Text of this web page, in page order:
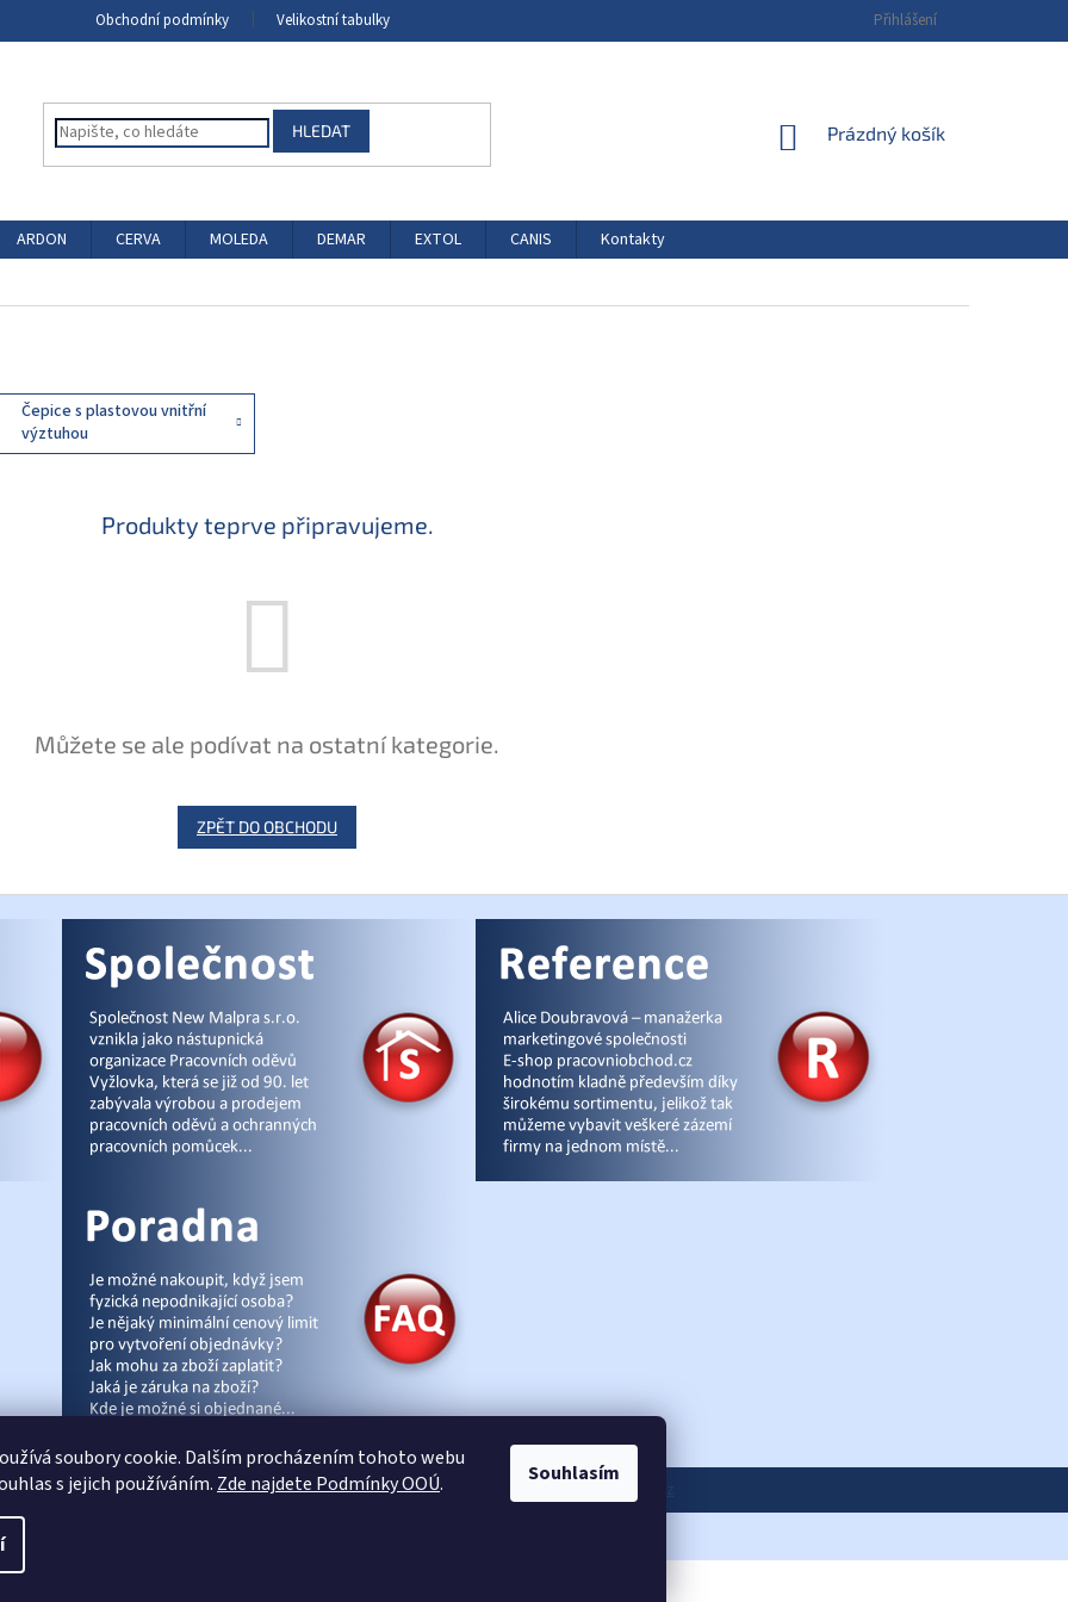
soubory cookie. Dalším procházením tohoto webu
s jejich používáním. Zde najdete Podmínky OOÚ. Souhlasím
Obchodní podmínky Velikostní tabulky Přihlášení
HLEDAT
NÁKUPNÍ
Prázdný košík
ARDON CERVA MOLEDA DEMAR EXTOL CANIS
Kontakty
Čepice s plastovou vnitřní
výztuhou
Produkty teprve připravujeme.
Můžete se ale podívat na ostatní kategorie.
ZPĚT DO OBCHODU
|Úvod|Malpra|Fieldmann| Ardon|Moleda|Demar|Cerva|Kontakty eshop-joga.cz